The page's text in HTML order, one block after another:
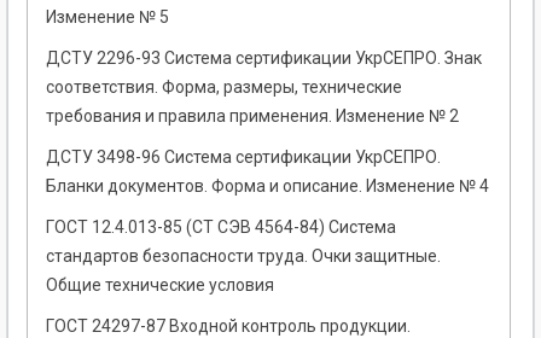
Изменение № 5
ДСТУ 2296-93 Система сертификации УкрСЕПРО. Знак
соответствия. Форма, размеры, технические
требования и правила применения. Изменение № 2
ДСТУ 3498-96 Система сертификации УкрСЕПРО.
Бланки документов. Форма и описание. Изменение № 4
ГОСТ 12.4.013-85 (СТ СЭВ 4564-84) Система
стандартов безопасности труда. Очки защитные.
Общие технические условия
ГОСТ 24297-87 Входной контроль продукции.